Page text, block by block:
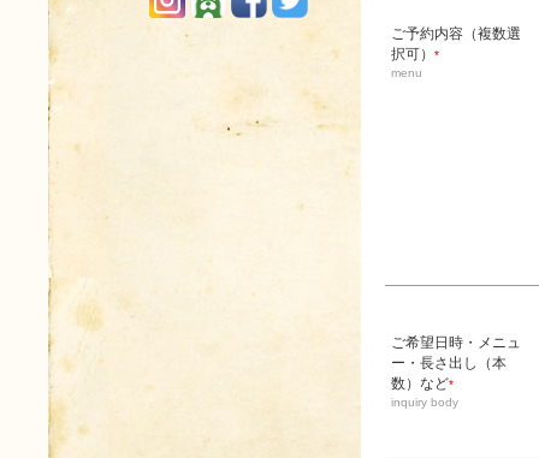
ご予約内容（複数選
択可）
*
menu
ご希望日時・メニュ
ー・長さ出し（本
数）など*
inquiry body